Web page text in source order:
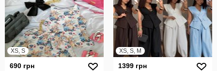
XS, S
690 грн
XS, S, M
1399 грн